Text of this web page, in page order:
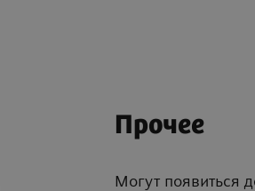
Прочее
Могут появиться